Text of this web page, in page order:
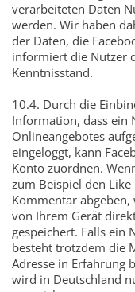
verarbeiteten Daten
werden. Wir haben
der Daten, die
informiert die Nutzer
Kenntnisstand.
10.4. Durch die
Information, dass ein
Onlineangebotes
eingeloggt, kann
Konto zuordnen.
zum Beispiel den
Kommentar
von Ihrem Gerät
gespeichert. Falls ein
besteht trotzdem die
Adresse in Erfahrung
wird in Deutschland